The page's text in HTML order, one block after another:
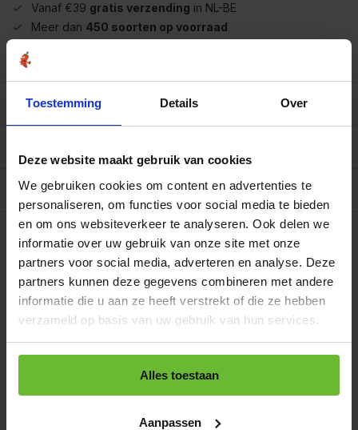
Toestemming Details Over
Deze website maakt gebruik van cookies
We gebruiken cookies om content en advertenties te
personaliseren, om functies voor social media te bieden
en om ons websiteverkeer te analyseren. Ook delen we
informatie over uw gebruik van onze site met onze
partners voor social media, adverteren en analyse. Deze
partners kunnen deze gegevens combineren met andere
informatie die u aan ze heeft verstrekt of die ze hebben
verzameld op basis van uw gebruik van hun services.
Alles toestaan
Aanpassen
Vanaf €39 gratis verzending in NL-BE
Meer dan 450 soorten op voorraad
Beschrijving
Allergenen/voedingswaarden per 100 gram
Op werkdagen voor 15.00 uur besteld, dezelfde dag
Zakje 70 gram
Op voorraad
€2,50
Totaal:€2,50
Strooibus 250 gram
Totaal:€6,25
Art# 15610K